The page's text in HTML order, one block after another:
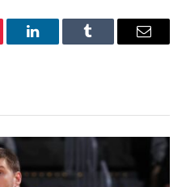
LinkedInTumblr Email